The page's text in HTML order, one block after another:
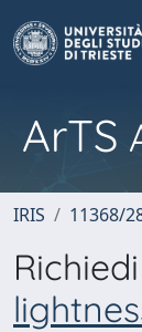
ArTS
IRIS 11368/